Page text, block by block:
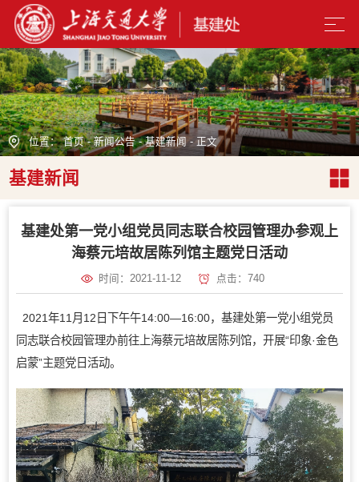
位置：首页-新闻公告-基建新闻- 正文
基建新闻
基建处第一党小组党员同志联合校园管理办参观上
海蔡元培故居陈列馆主题党日活动
时间：2021-11-12 点击： 740
2021年11月12日下午午14:00—16:00，基建处第一党小组党员
同志联合校园管理办前往上海蔡元培故居陈列馆，开展“印象·金色
启蒙”主题党日活动。